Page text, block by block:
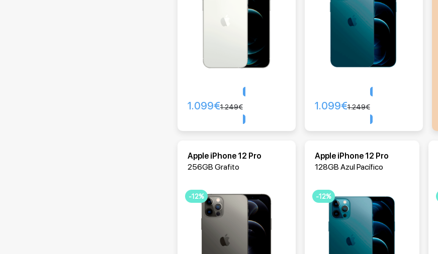
1.249€
1.099€ 1.249€
1.099€
Apple iPhone 12 Pro
256GB Grafito
-12%
Apple iPhone 12 Pro
128GB Azul Pacífico
-12%